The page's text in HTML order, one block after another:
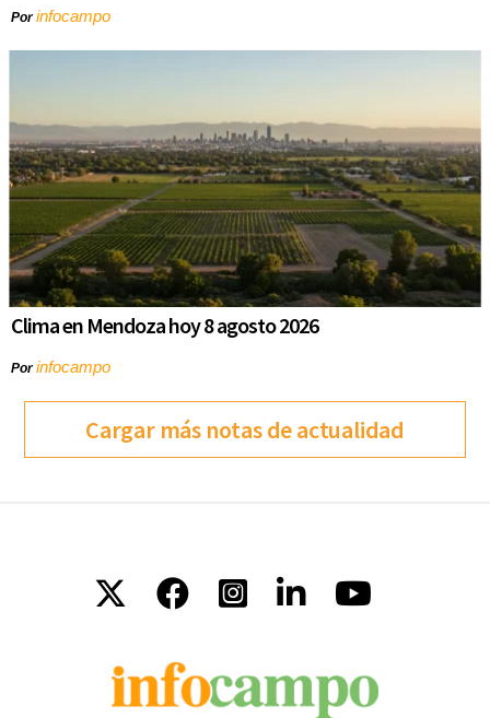
Porinfocampo
Clima en Mendoza hoy 8 agosto 2026
Porinfocampo
Cargar más notas de actualidad